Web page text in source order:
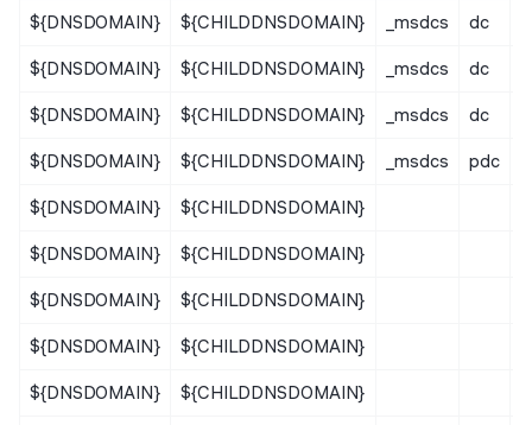
${DNSDOMAIN} ${CHILDDNSDOMAIN} _msdcs dc
${DNSDOMAIN} ${CHILDDNSDOMAIN} _msdcs dc
${DNSDOMAIN} ${CHILDDNSDOMAIN} _msdcs dc
${DNSDOMAIN} ${CHILDDNSDOMAIN} _msdcs pdc
${DNSDOMAIN} ${CHILDDNSDOMAIN}
${DNSDOMAIN} ${CHILDDNSDOMAIN}
${DNSDOMAIN} ${CHILDDNSDOMAIN}
${DNSDOMAIN} ${CHILDDNSDOMAIN}
${DNSDOMAIN} ${CHILDDNSDOMAIN}